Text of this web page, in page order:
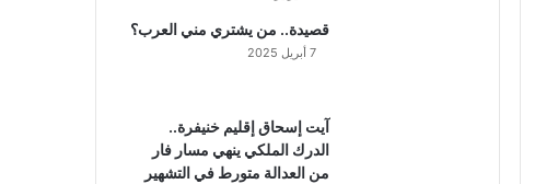
قصيدة.. من يشتري مني العرب؟
7 أبريل 2025
آيت إسحاق إقليم خنيفرة..
الدرك الملكي ينهي مسار فار
من العدالة متورط في التشهير